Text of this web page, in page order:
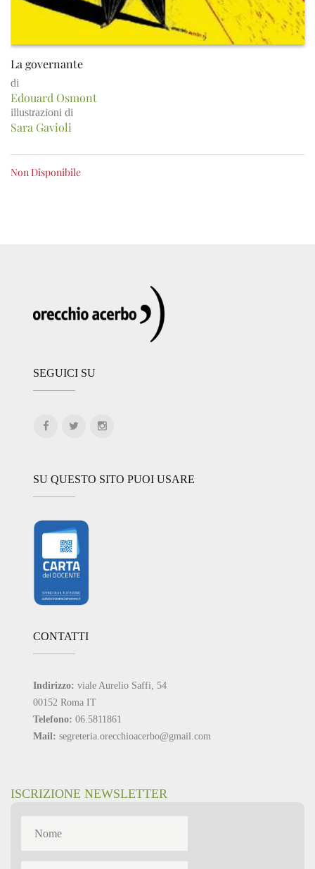
La governante
di
Edouard Osmont
illustrazioni di
Sara Gavioli
Non Disponibile
SEGUICI SU
SU QUESTO SITO PUOI USARE
CONTATTI
Indirizzo: viale Aurelio Saffi, 54
00152 Roma IT
Telefono: 06.5811861
Mail: segreteria.orecchioacerbo@gmail.com
ISCRIZIONE NEWSLETTER